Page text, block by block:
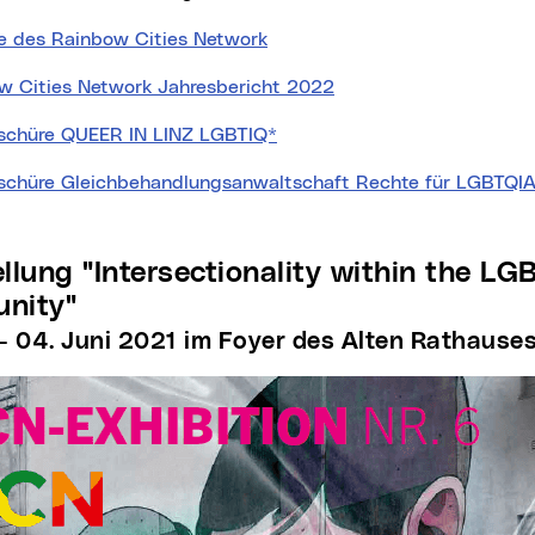
des Rainbow Cities Network
Cities Network Jahresbericht 2022
QUEER IN LINZ LGBTIQ*
Gleichbehandlungsanwaltschaft Rechte für LGBTQIA
04. Juni 2021 im Foyer des Alten